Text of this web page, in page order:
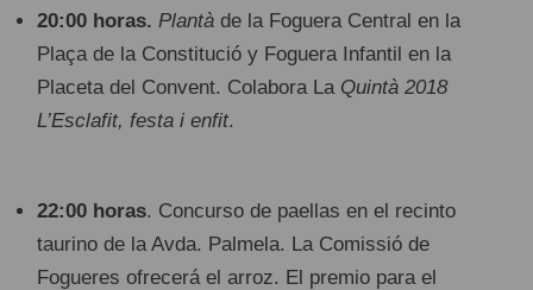
20:00 horas. Plantà de la Foguera Central en la
Plaça de la Constitució y Foguera Infantil en la
Placeta del Convent. Colabora La Quintà 2018
L’Esclafit, festa i enfit.
22:00 horas. Concurso de paellas en el recinto
taurino de la Avda. Palmela. La Comissió de
Fogueres ofrecerá el arroz. El premio para el